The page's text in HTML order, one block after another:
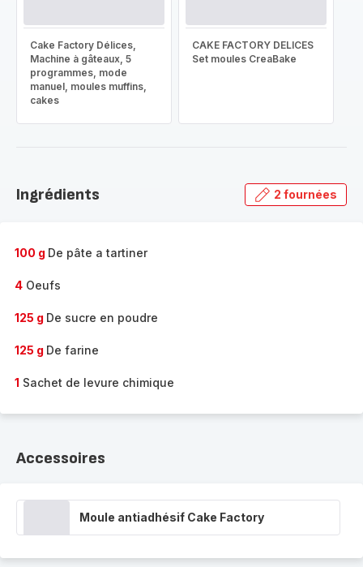
Cake Factory Délices,
Machine à gâteaux, 5
programmes, mode
manuel, moules muffins,
cakes
CAKE FACTORY DELICES
Set moules CreaBake
Ingrédients 2 fournées
100 g De pâte a tartiner
4 Oeufs
125 g De sucre en poudre
125 g De farine
1 Sachet de levure chimique
Accessoires
Moule antiadhésif Cake Factory